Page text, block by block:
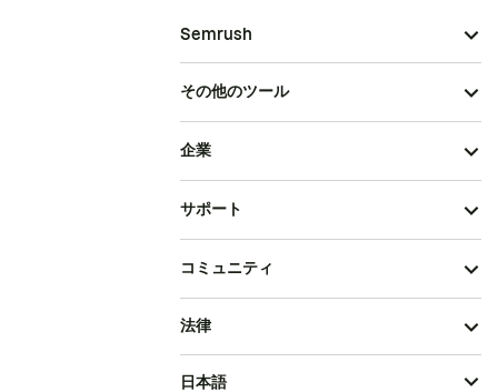
Semrush
その他のツール
企業
サポート
コミュニティ
法律
日本語